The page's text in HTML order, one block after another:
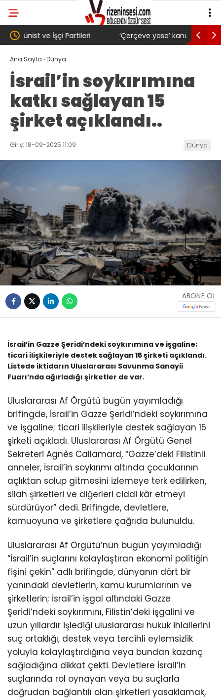
‘Çerçeve yasa’ kanun teklifi Adalet
Komisyonu’ndan geçti
AKP’li
Ana Sayfa ›Dünya
İsrail’in soykırımına
katkı sağlayan 15
şirket açıklandı..
Giriş: 18-09-2025 11:09 Dünya
ABONE OL
İsrail’in Gazze Şeridi’ndeki soykırımına ve işgaline;
ticari ilişkileriyle destek sağlayan 15 şirketi açıklandı.
Listede iktidarın Uluslararası Savunma Sanayii
Fuarı’nda ağırladığı şirketler de var.
Uluslararası Af Örgütü bugün yayımladığı
brifingde, İsrail’in Gazze Şeridi’ndeki soykırımına
ve işgaline; ticari ilişkileriyle destek sağlayan 15
şirketi açıkladı. Uluslararası Af Örgütü Genel
Sekreteri Agnès Callamard, “Gazze’deki Filistinli
anneler, İsrail’in soykırımı altında çocuklarının
açlıktan solup gitmesini izlemeye terk edilirken,
silah şirketleri ve diğerleri ciddi kâr etmeyi
sürdürüyor” dedi. Brifingde, devletlere,
kamuoyuna ve şirketlere çağrıda bulunuldu.
Uluslararası Af Örgütü’nün bugün yayımladığı
“İsrail’in suçlarını kolaylaştıran ekonomi politiğin
fişini çekin” adlı brifingde, dünyanın dört bir
yanındaki devletlerin, kamu kurumlarının ve
şirketlerin; İsrail’in işgal altındaki Gazze
Şeridi’ndeki soykırımını, Filistin’deki işgalini ve
uzun yıllardır işlediği uluslararası hukuk ihlallerini
suç ortaklığı, destek veya tercihli eylemsizlik
yoluyla kolaylaştırdığına veya bundan kazanç
sağladığına dikkat çekti. Devletlere İsrail’in
suçlarında rol oynayan veya bu suçlarla
doğrudan bağlantılı olan şirketleri yasaklamak,